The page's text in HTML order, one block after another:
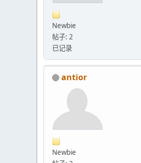
Newbie
帖子: 2
已记录
antior
Newbie